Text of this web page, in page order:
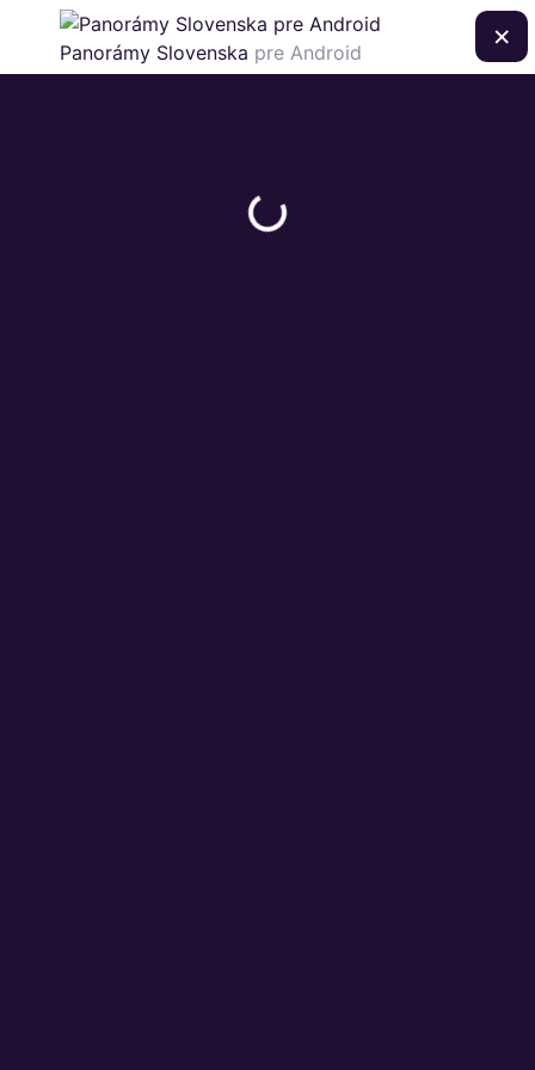
Panorámy Slovenska pre Android ×